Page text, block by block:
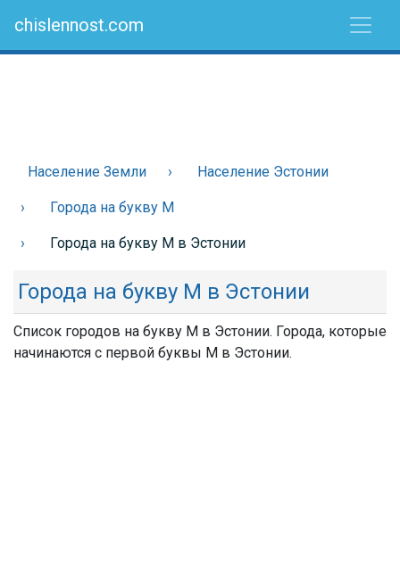
chislennost.com
Население Земли Население Эстонии
Города на букву М
Города на букву М в Эстонии
Города на букву М в Эстонии
Список городов на букву М в Эстонии. Города, которые
начинаются с первой буквы М в Эстонии.